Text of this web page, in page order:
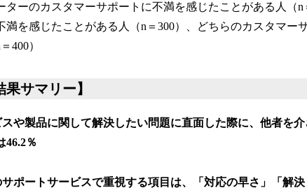
ターのカスタマーサポートに不満を感じたことがある人（
満を感じたことがある人（n＝300）、どちらのカスタマー
400）
果サマリー】
や製品に関して解決したい問題に直面した際に、他者を
46.2％
ポートサービスで重視する項目は、「対応の早さ」「解